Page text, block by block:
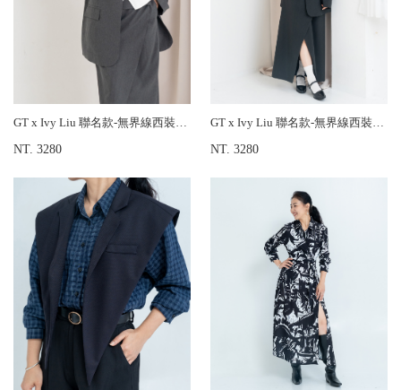
NT. 3280 NT. 3280